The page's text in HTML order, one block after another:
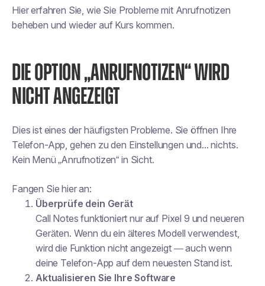
Hier erfahren Sie, wie Sie Probleme mit Anrufnotizen
beheben und wieder auf Kurs kommen.
DIE OPTION „ANRUFNOTIZEN“ WIRD
NICHT ANGEZEIGT
Dies ist eines der häufigsten Probleme. Sie öffnen Ihre
Telefon-App, gehen zu den Einstellungen und... nichts.
Kein Menü „Anrufnotizen“ in Sicht.
Fangen Sie hier an:
Überprüfe dein Gerät
Call Notes funktioniert nur auf Pixel 9 und neueren
Geräten. Wenn du ein älteres Modell verwendest,
wird die Funktion nicht angezeigt — auch wenn
deine Telefon-App auf dem neuesten Stand ist.
Aktualisieren Sie Ihre Software